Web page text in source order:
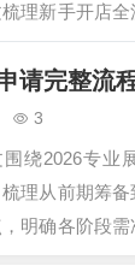
理新手开店
到手续办理
一拆解注意事
，降低开店初
请完整流
3
围绕2026专业
理从前期筹
明确各阶段